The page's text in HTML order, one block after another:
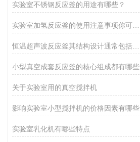
实验室不锈钢反应釜的用途有哪些？
小型真空成套反应釜的核心组成都有哪些
关于实验室用的真空搅拌机
影响实验室小型搅拌机的价格因素有哪些
实验室乳化机有哪些特点